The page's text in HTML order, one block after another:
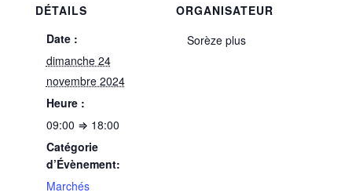
DÉTAILS
Date :
dimanche 24
novembre 2024
Heure :
09:00 ⇒ 18:00
Catégorie
d’Évènement:
Marchés
ORGANISATEUR
Sorèze plus